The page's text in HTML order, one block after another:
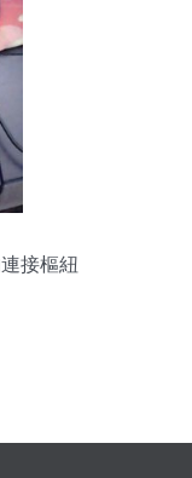
接樞紐